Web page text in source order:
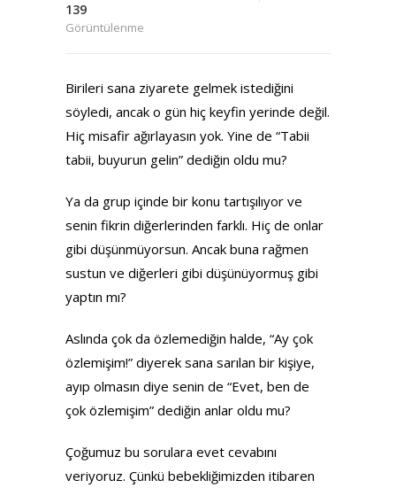
139
Görüntülenme
Birileri sana ziyarete gelmek istediğini
söyledi, ancak o gün hiç keyfin yerinde değil.
Hiç misafir ağırlayasın yok. Yine de “Tabii
tabii, buyurun gelin” dediğin oldu mu?
Ya da grup içinde bir konu tartışılıyor ve
senin fikrin diğerlerinden farklı. Hiç de onlar
gibi düşünmüyorsun. Ancak buna rağmen
sustun ve diğerleri gibi düşünüyormuş gibi
yaptın mı?
Aslında çok da özlemediğin halde, “Ay çok
özlemişim!” diyerek sana sarılan bir kişiye,
ayıp olmasın diye senin de “Evet, ben de
çok özlemişim” dediğin anlar oldu mu?
Çoğumuz bu sorulara evet cevabını
veriyoruz. Çünkü bebekliğimizden itibaren